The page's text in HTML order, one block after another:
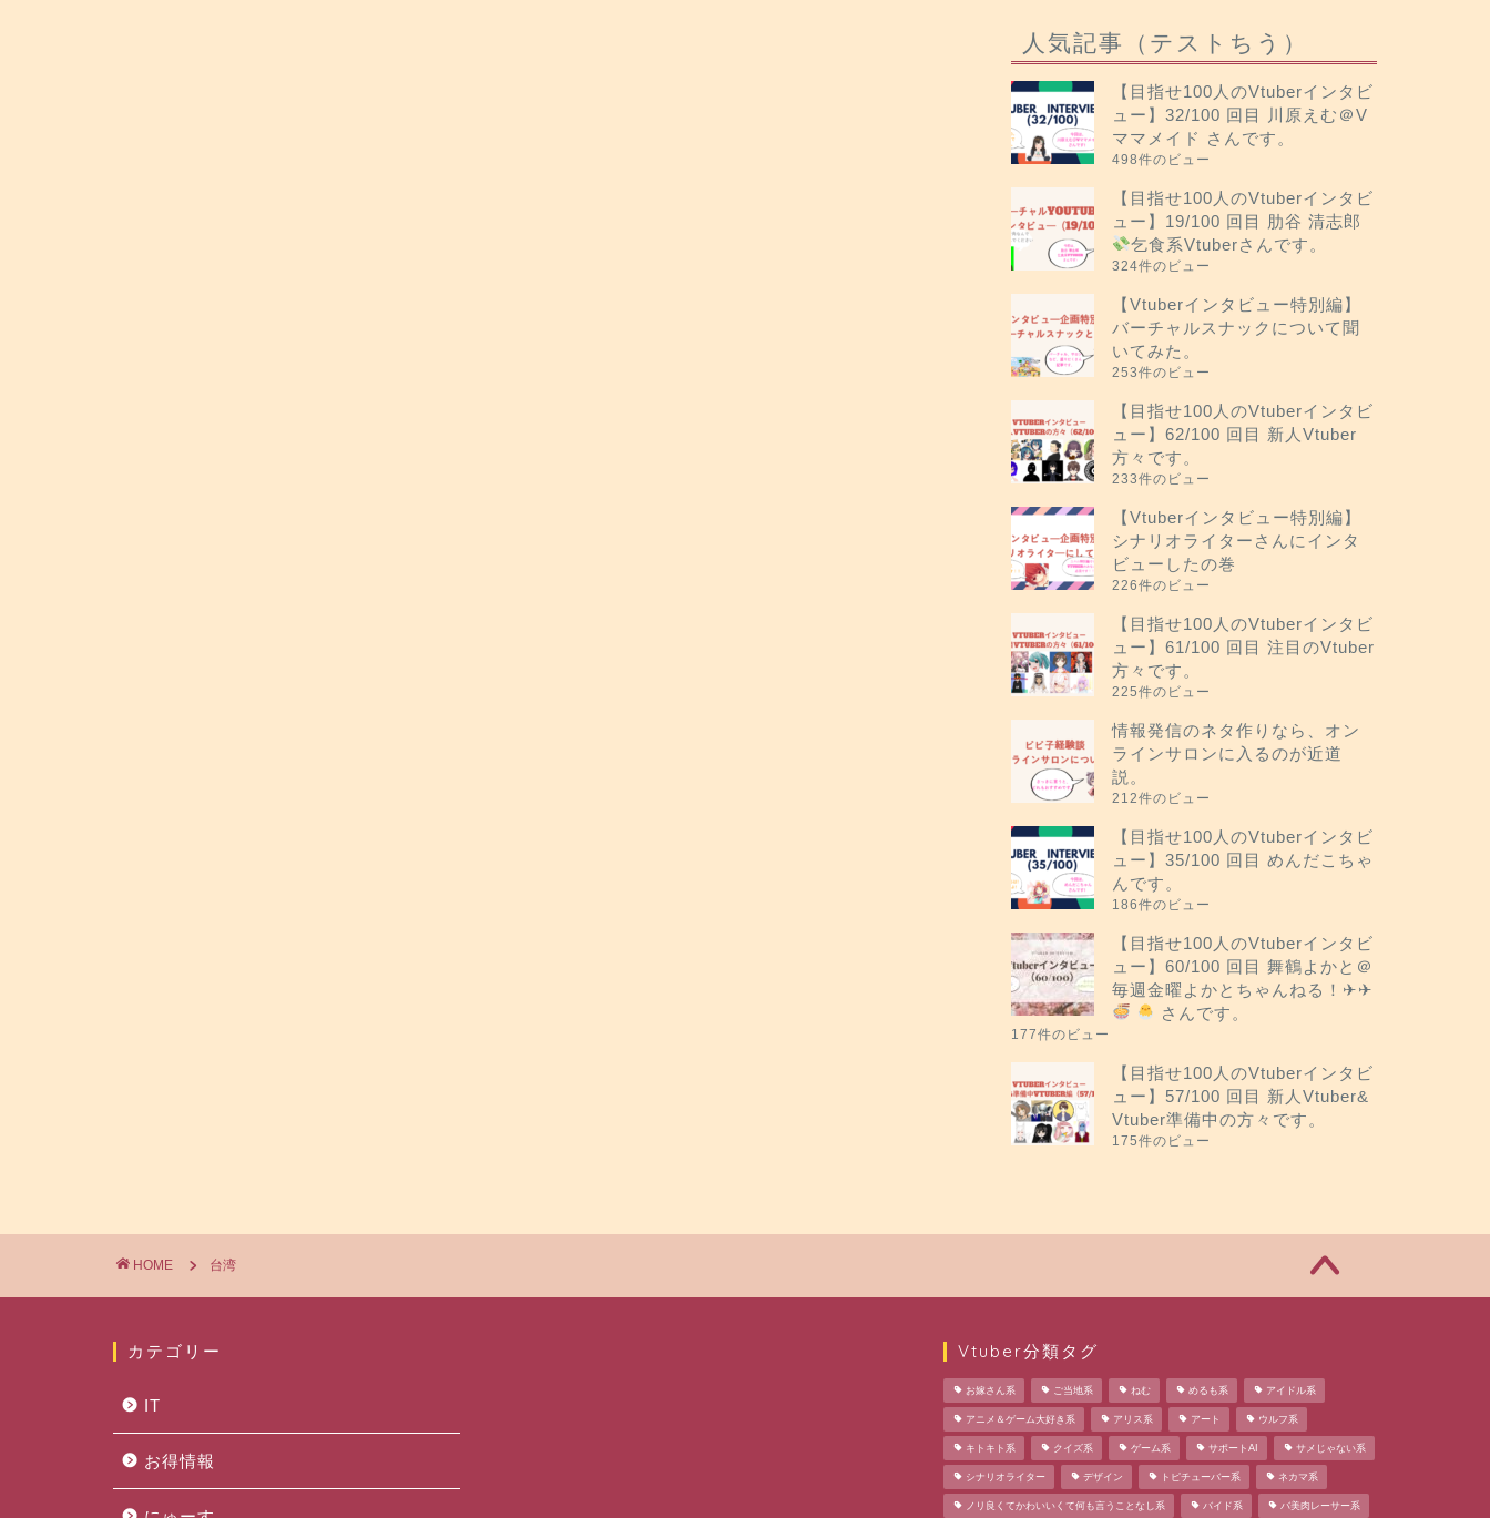
人気記事（テストちう）
【目指せ100人のVtuberインタビ
ュー】32/100 回目 川原えむ＠V
ママメイド さんです。
498件のビュー
【目指せ100人のVtuberインタビ
ュー】19/100 回目 肋谷 清志郎
乞食系Vtuberさんです。
324件のビュー
【Vtuberインタビュー特別編】
バーチャルスナックについて聞
いてみた。
253件のビュー
【目指せ100人のVtuberインタビ
ュー】62/100 回目 新人Vtuber
方々です。
233件のビュー
【Vtuberインタビュー特別編】
シナリオライターさんにインタ
ビューしたの巻
226件のビュー
【目指せ100人のVtuberインタビ
ュー】61/100 回目 注目のVtuber
方々です。
225件のビュー
情報発信のネタ作りなら、オン
ラインサロンに入るのが近道
説。
212件のビュー
【目指せ100人のVtuberインタビ
ュー】35/100 回目 めんだこちゃ
んです。
186件のビュー
【目指せ100人のVtuberインタビ
ュー】60/100 回目 舞鶴よかと＠
毎週金曜よかとちゃんねる！✈︎✈︎
さんです。
177件のビュー
【目指せ100人のVtuberインタビ
ュー】57/100 回目 新人Vtuber&
Vtuber準備中の方々です。
175件のビュー
HOME 台湾
カテゴリー
IT
お得情報
Vtuber分類タグ
お嫁さん系 ご当地系 ねむ めるも系 アイドル系
アニメ＆ゲーム大好き系 アリス系 アート ウルフ系
キトキト系 クイズ系 ゲーム系 サポートAI サメじゃない系
シナリオライター デザイン トピチューバー系 ネカマ系
ノリ良くてかわいいくて何も言うことなし系 バイド系 バ美肉レーサー系